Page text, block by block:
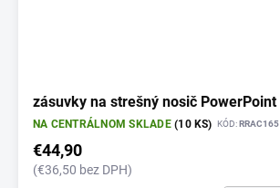
zásuvky na strešný nosič PowerPoint
NA CENTRÁLNOM SKLADE(10 KS) KÓD:RRAC165
€44,90
(€36,50 bez DPH)